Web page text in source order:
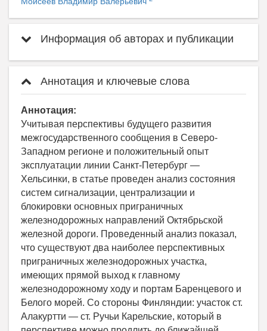
Информация об авторах и публикации
Аннотация и ключевые слова
Аннотация:
Учитывая перспективы будущего развития
межгосударственного сообщения в Северо-
Западном регионе и положительный опыт
эксплуатации линии Санкт-Петербург —
Хельсинки, в статье проведен анализ состояния
систем сигнализации, централизации и
блокировки основных приграничных
железнодорожных направлений Октябрьской
железной дороги. Проведенный анализ показал,
что существуют два наиболее перспективных
приграничных железнодорожных участка,
имеющих прямой выход к главному
железнодорожному ходу и портам Баренцевого и
Белого морей. Со стороны Финляндии: участок ст.
Алакуртти — ст. Ручьи Карельские, который в